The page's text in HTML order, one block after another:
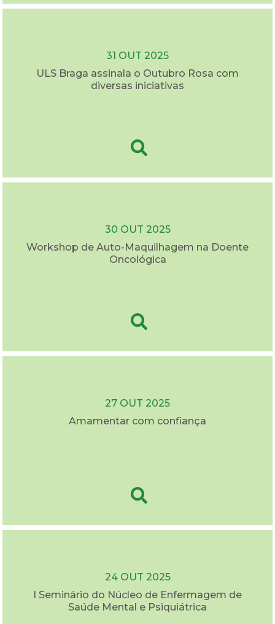
31 OUT 2025
ULS Braga assinala o Outubro Rosa com
diversas iniciativas
30 OUT 2025
Workshop de Auto-Maquilhagem na Doente
Oncológica
27 OUT 2025
Amamentar com confiança
24 OUT 2025
I Seminário do Núcleo de Enfermagem de
Saúde Mental e Psiquiátrica